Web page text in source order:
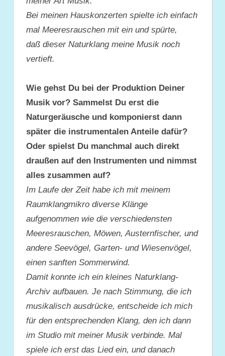
Bei meinen Hauskonzerten spielte ich einfach
mal Meeresrauschen mit ein und spürte,
daß dieser Naturklang meine Musik noch
vertieft.
Wie gehst Du bei der Produktion Deiner
Musik vor? Sammelst Du erst die
Naturgeräusche und komponierst dann
später die instrumentalen Anteile dafür?
Oder spielst Du manchmal auch direkt
draußen auf den Instrumenten und nimmst
alles zusammen auf?
Im Laufe der Zeit habe ich mit meinem
Raumklangmikro diverse Klänge
aufgenommen wie die verschiedensten
Meeresrauschen, Möwen, Austernfischer, und
andere Seevögel, Garten- und Wiesenvögel,
einen sanften Sommerwind.
Damit konnte ich ein kleines Naturklang-
Archiv aufbauen. Je nach Stimmung, die ich
musikalisch ausdrücke, entscheide ich mich
für den entsprechenden Klang, den ich dann
im Studio mit meiner Musik verbinde. Mal
spiele ich erst das Lied ein, und danach